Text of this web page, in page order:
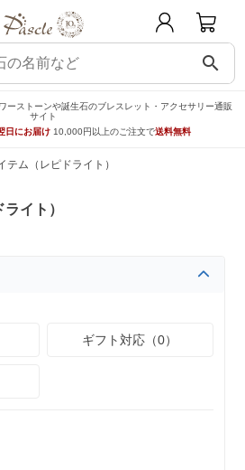
search
ーストーンや誕生石のブレスレット・アクセサリー通販
サイト
日にお届け 10,000円以上のご注文で送料無料
テム（レピドライト）
イト）
ギフト対応（0）